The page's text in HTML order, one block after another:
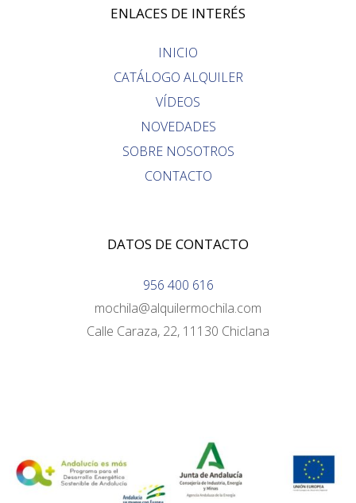
ENLACES DE INTERÉS
INICIO
CATÁLOGO ALQUILER
VÍDEOS
NOVEDADES
SOBRE NOSOTROS
CONTACTO
DATOS DE CONTACTO
956 400 616
mochila@alquilermochila.com
Calle Caraza, 22, 11130 Chiclana